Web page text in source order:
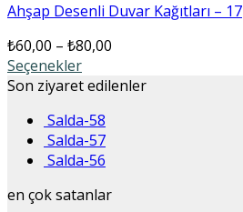
Ahşap Desenli Duvar Kağıtları – 17
₺60,00 – ₺80,00
Seçenekler
Son ziyaret edilenler
Salda-58
Salda-57
Salda-56
en çok satanlar